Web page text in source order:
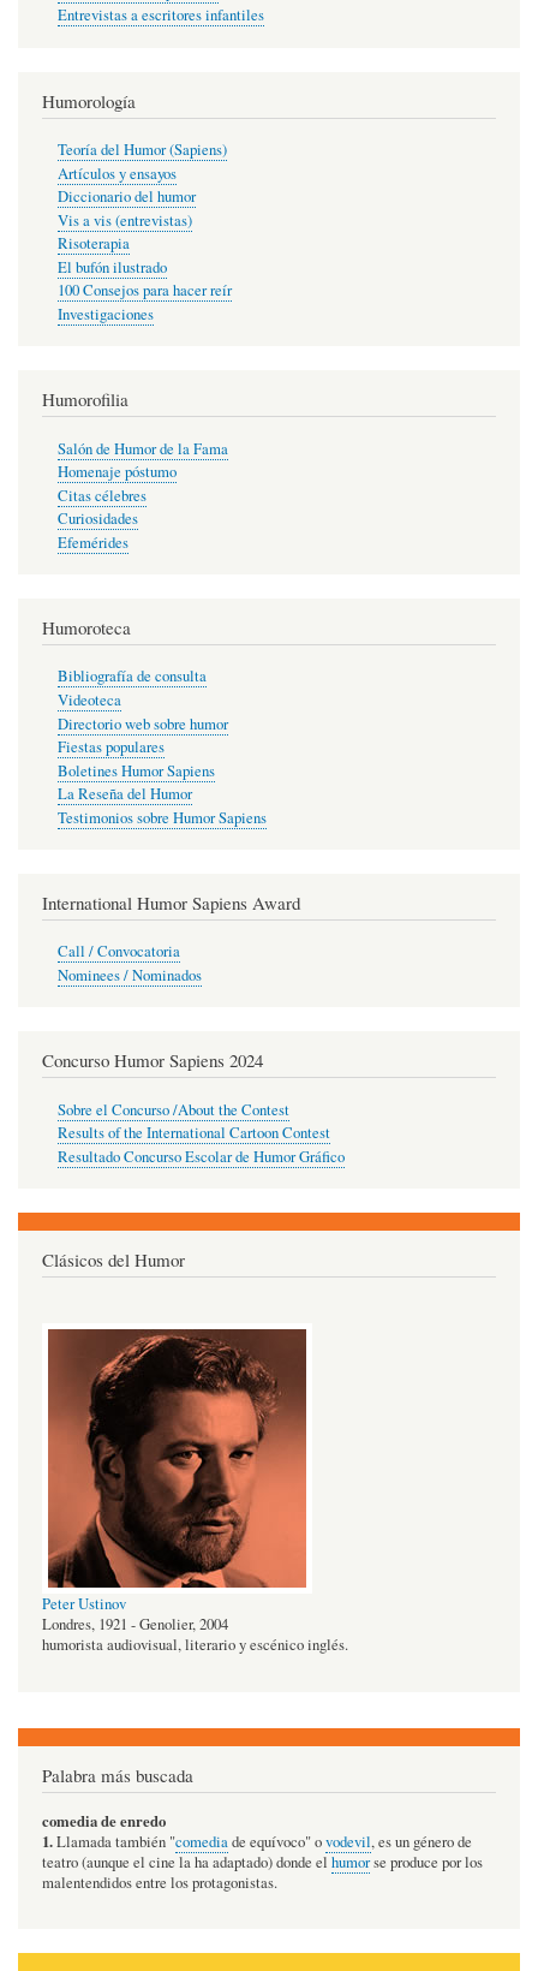
Entrevistas a escritores infantiles
Humorología
Teoría del Humor (Sapiens)
Artículos y ensayos
Diccionario del humor
Vis a vis (entrevistas)
Risoterapia
El bufón ilustrado
100 Consejos para hacer reír
Investigaciones
Humorofilia
Salón de Humor de la Fama
Homenaje póstumo
Citas célebres
Curiosidades
Efemérides
Humoroteca
Bibliografía de consulta
Videoteca
Directorio web sobre humor
Fiestas populares
Boletines Humor Sapiens
La Reseña del Humor
Testimonios sobre Humor Sapiens
International Humor Sapiens Award
Call / Convocatoria
Nominees / Nominados
Concurso Humor Sapiens 2024
Sobre el Concurso /About the Contest
Results of the International Cartoon Contest
Resultado Concurso Escolar de Humor Gráfico
Clásicos del Humor
Peter Ustinov
Londres, 1921 - Genolier, 2004
humorista audiovisual, literario y escénico inglés.
Palabra más buscada
comedia de enredo
1.Llamada también "comediade equívoco" ovodevil, es un género de
teatro (aunque el cine la ha adaptado) donde el humorse produce por los
malentendidos entre los protagonistas.